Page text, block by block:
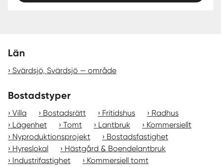
Län
Svärdsjö, Svärdsjö — område
Bostadstyper
Villa Bostadsrätt Fritidshus
Radhus
Lägenhet
Tomt Lantbruk
Kommersiellt
Nyproduktionsprojekt
Bostadsfastighet
Hyreslokal
Hästgård & Boendelantbruk
Industrifastighet
Kommersiell tomt